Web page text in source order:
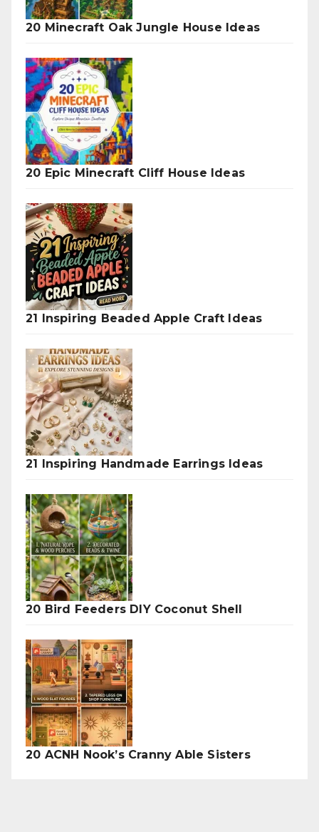
20 Minecraft Oak Jungle House Ideas
20 Epic Minecraft Cliff House Ideas
21 Inspiring Beaded Apple Craft Ideas
21 Inspiring Handmade Earrings Ideas
20 Bird Feeders DIY Coconut Shell
20 ACNH Nook’s Cranny Able Sisters